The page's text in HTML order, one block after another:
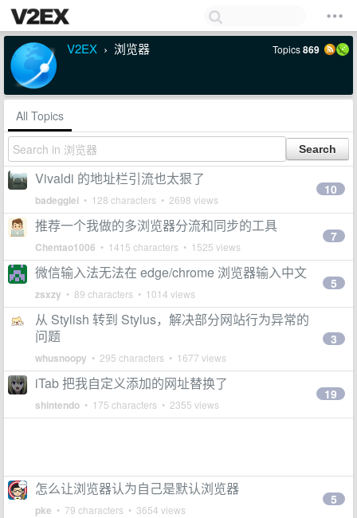
V2EX › 浏览器 Topics869
All Topics
Vivaldi 的地址栏引流也太狠了
badegglei • 128 characters • 2698 views
10
推荐一个我做的多浏览器分流和同步的工具
Chentao1006 • 1415 characters • 1525 views
7
微信输入法无法在 edge/chrome 浏览器输入中文
zsxzy • 89 characters • 1014 views
5
从 Stylish 转到 Stylus，解决部分网站行为异常的
问题
whusnoopy • 295 characters • 1677 views
3
iTab 把我自定义添加的网址替换了
shintendo • 175 characters • 2355 views
19
怎么让浏览器认为自己是默认浏览器
pke • 79 characters • 3654 views
5